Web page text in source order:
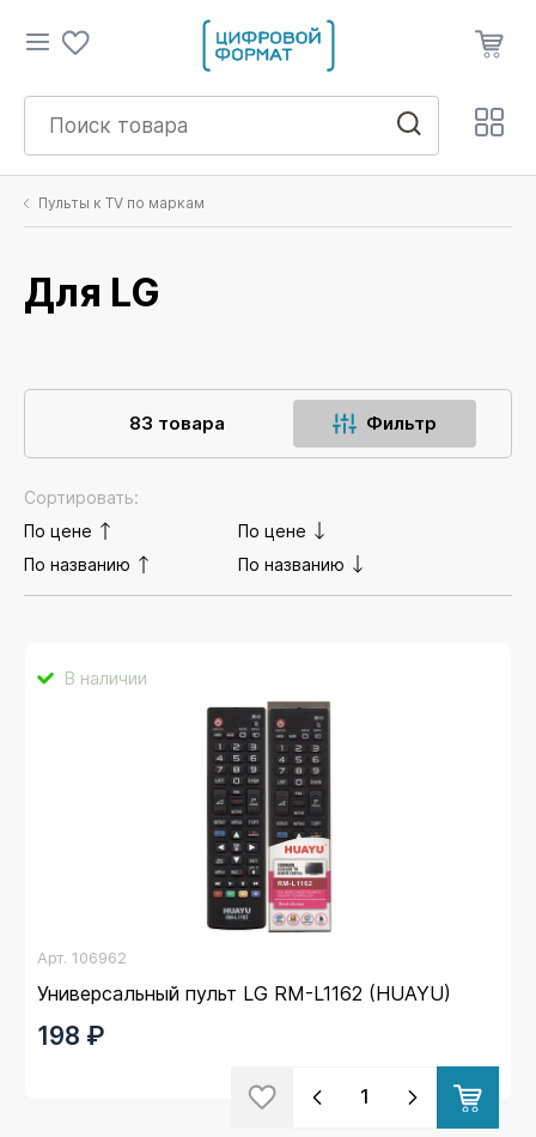
Пульты к TV по маркам
Для LG
83 товара Фильтр
Сортировать:
По цене
По цене
По названию
По названию
В наличии
Арт. 106962
Универсальный пульт LG RM-L1162 (HUAYU)
198 ₽